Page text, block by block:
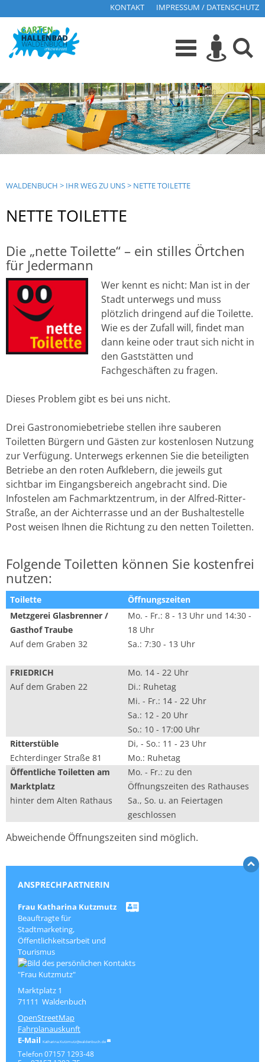
KONTAKT IMPRESSUM / DATENSCHUTZ
WALDENBUCH > IHR WEG ZU UNS> NETTE TOILETTE
NETTE TOILETTE
Die „nette Toilette“ – ein stilles Örtchen
für Jedermann
Wer kennt es nicht: Man ist in der
Stadt unterwegs und muss
plötzlich dringend auf die Toilette.
Wie es der Zufall will, findet man
dann keine oder traut sich nicht in
den Gaststätten und
Fachgeschäften zu fragen.
Dieses Problem gibt es bei uns nicht.
Drei Gastronomiebetriebe stellen ihre sauberen
Toiletten Bürgern und Gästen zur kostenlosen Nutzung
zur Verfügung. Unterwegs erkennen Sie die beteiligten
Betriebe an den roten Aufklebern, die jeweils gut
sichtbar im Eingangsbereich angebracht sind. Die
Infostelen am Fachmarktzentrum, in der Alfred-Ritter-
Straße, an der Aichterrasse und an der Bushaltestelle
Post weisen Ihnen die Richtung zu den netten Toiletten.
Folgende Toiletten können Sie kostenfrei
nutzen:
Toilette
Öffnungszeiten
Metzgerei Glasbrenner /
Gasthof Traube
Auf dem Graben 32
Mo. - Fr.: 8 - 13 Uhr und 14:30 -
18 Uhr
Sa.: 7:30 - 13 Uhr
FRIEDRICH
Auf dem Graben 22
Mo. 14 - 22 Uhr
Di.: Ruhetag
Mi. - Fr.: 14 - 22 Uhr
Sa.: 12 - 20 Uhr
So.: 10 - 17:00 Uhr
Ritterstüble
Echterdinger Straße 81
Di, - So.: 11 - 23 Uhr
Mo.: Ruhetag
Öffentliche Toiletten am
Marktplatz
hinter dem Alten Rathaus
Mo. - Fr.: zu den
Öffnungszeiten des Rathauses
Sa., So. u. an Feiertagen
geschlossen
Abweichende Öffnungszeiten sind möglich.
ANSPRECHPARTNERIN
Frau Katharina Kutzmutz
Beauftragte für
Stadtmarketing,
Öffentlichkeitsarbeit und
Tourismus
Marktplatz 1
71111 Waldenbuch
OpenStreetMap
Fahrplanauskunft
Katharina.Kutzmutz@waldenbuch.de
Telefon 07157 1293-48